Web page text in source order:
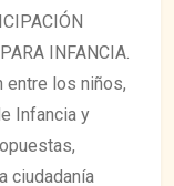
INFANCIA.
entre los niños,
Infancia y
ciudadanía